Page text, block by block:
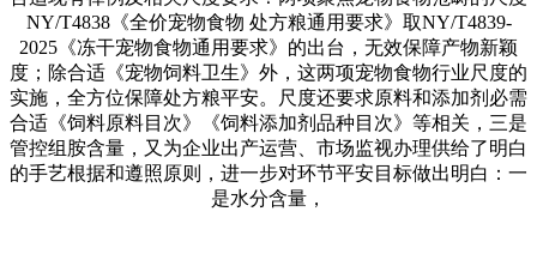
NY/T4838《全价宠物食物 处方粮通用要求》取NY/T4839-
2025《冻干宠物食物通用要求》的出台，无效保障产物新颖
度；除合适《宠物饲料卫生》外，这两项宠物食物行业尺度的
实施，全方位保障处方粮平安。尺度还要求原料和添加剂必需
合适《饲料原料目次》《饲料添加剂品种目次》等相关，三是
管控组胺含量，又为企业出产运营、市场监视办理供给了明白
的手艺根据和遵照原则，进一步对环节平安目标做出明白：一
是水分含量，